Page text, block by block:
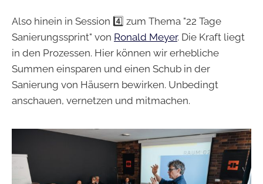
Also hinein in Session 4️⃣ zum Thema "22 Tage
Sanierungssprint" von Ronald Meyer. Die Kraft liegt
in den Prozessen. Hier können wir erhebliche
Summen einsparen und einen Schub in der
Sanierung von Häusern bewirken. Unbedingt
anschauen, vernetzen und mitmachen.